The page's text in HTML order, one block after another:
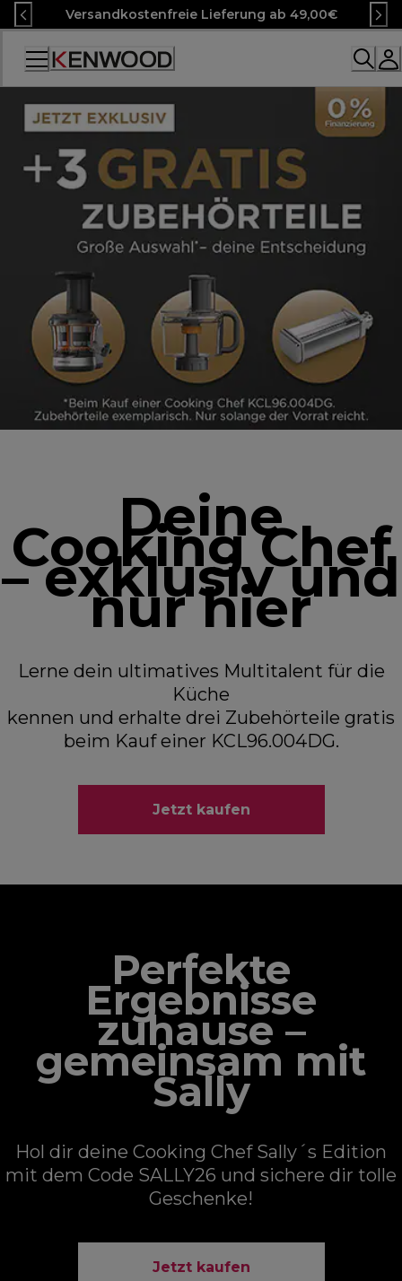
Skip
to
Content
Versandkostenfreie Lieferung ab 49,00€
Accessibility
Statement
Deine
Cooking Chef
– exklusiv und
nur hier
Lerne dein ultimatives Multitalent für die
Küche
kennen und erhalte drei Zubehörteile gratis
beim Kauf einer KCL96.004DG.
Jetzt kaufen
Perfekte
Ergebnisse
zuhause –
gemeinsam mit
Sally
Hol dir deine Cooking Chef Sally´s Edition
mit dem Code SALLY26 und sichere dir tolle
Geschenke!
Jetzt kaufen